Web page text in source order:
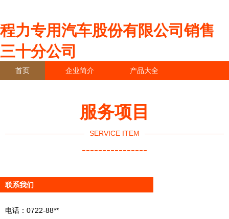
程力专用汽车股份有限公司销售
三十分公司
首页 企业简介 产品大全
服务项目
SERVICE ITEM
----------------
联系我们
电话：0722-88**